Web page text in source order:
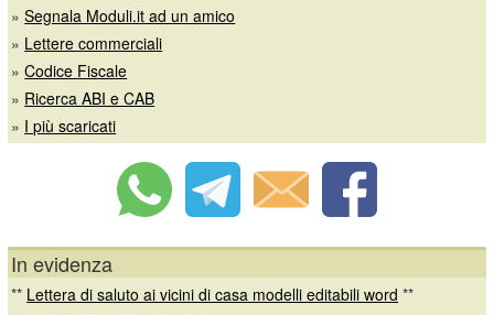
»Segnala Moduli.it ad un amico
» Lettere commerciali
»Codice Fiscale
» Ricerca ABI e CAB
» I più scaricati
In evidenza
** Lettera di saluto ai vicini di casa modelli editabili word **